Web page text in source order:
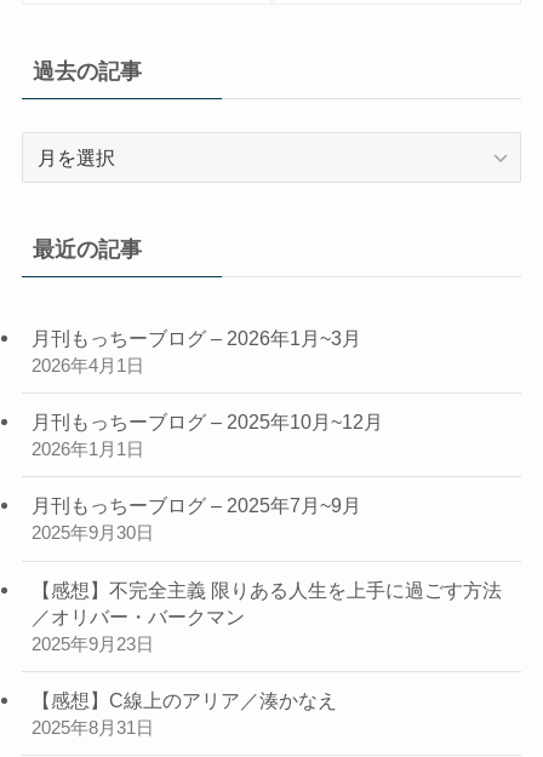
過去の記事
記
最近の記事
月刊もっちーブログ – 2026年1月~3月
2026年4月1日
月刊もっちーブログ – 2025年10月~12月
2026年1月1日
月刊もっちーブログ – 2025年7月~9月
2025年9月30日
【感想】不完全主義 限りある人生を上手に過ごす方法
／オリバー・バークマン
2025年9月23日
【感想】C線上のアリア／湊かなえ
2025年8月31日